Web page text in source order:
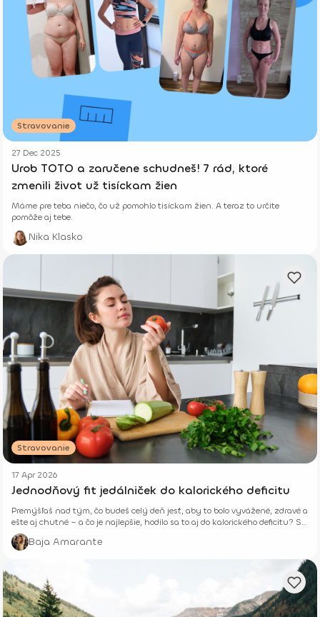
Stravovanie
27 Dec 2025
Urob TOTO a zaručene schudneš! 7 rád, ktoré
zmenili život už tisíckam žien
Máme pre teba niečo, čo už pomohlo tisíckam žien. A teraz to určite
pomôže aj tebe.
Nika Klasko
Stravovanie
17 Apr 2026
Jednodňový fit jedálniček do kalorického deficitu
Premýšľaš nad tým, čo budeš celý deň jesť, aby to bolo vyvážené, zdravé a
ešte aj chutné – a čo je najlepšie, hodilo sa to aj do kalorického deficitu? Si
tu správne.
Baja Amarante